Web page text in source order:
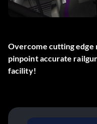
Overcome cutting
pinpoint accurate
facility!